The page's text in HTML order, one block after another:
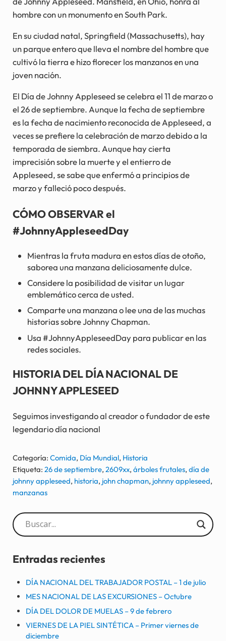
hombre con un monumento en South Park.
En su ciudad natal, Springfield (Massachusetts), hay
un parque entero que lleva el nombre del hombre que
cultivó la tierra e hizo florecer los manzanos en una
joven nación.
El Día de Johnny Appleseed se celebra el 11 de marzo o
el 26 de septiembre. Aunque la fecha de septiembre
es la fecha de nacimiento reconocida de Appleseed, a
veces se prefiere la celebración de marzo debido a la
temporada de siembra. Aunque hay cierta
imprecisión sobre la muerte y el entierro de
Appleseed, se sabe que enfermó a principios de
marzo y falleció poco después.
CÓMO OBSERVAR el
#JohnnyAppleseedDay
Mientras la fruta madura en estos días de otoño,
saborea una manzana deliciosamente dulce.
Considere la posibilidad de visitar un lugar
emblemático cerca de usted.
Comparte una manzana o lee una de las muchas
historias sobre Johnny Chapman.
Usa #JohnnyAppleseedDay para publicar en las
redes sociales.
HISTORIA DEL DÍA NACIONAL DE
JOHNNY APPLESEED
Seguimos investigando al creador o fundador de este
legendario día nacional
Categoría: Comida, Día Mundial, Historia
Etiqueta: 26 de septiembre, 2609xx, árboles frutales, día de
johnny appleseed, historia, john chapman, johnny appleseed,
manzanas
Sidebar
Entradas recientes
DÍA NACIONAL DEL TRABAJADOR POSTAL – 1 de julio
MES NACIONAL DE LAS EXCURSIONES – Octubre
DÍA DEL DOLOR DE MUELAS – 9 de febrero
VIERNES DE LA PIEL SINTÉTICA – Primer viernes de
diciembre